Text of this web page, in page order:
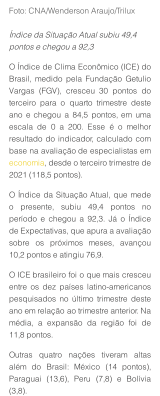
Foto: CNA/Wenderson Araujo/Trilux
Índice da Situação Atual subiu 49,4
pontos e chegou a 92,3
O Índice de Clima Econômico (ICE) do
Brasil, medido pela Fundação Getulio
Vargas (FGV), cresceu 30 pontos do
terceiro para o quarto trimestre deste
ano e chegou a 84,5 pontos, em uma
escala de 0 a 200. Esse é o melhor
resultado do indicador, calculado com
economia, desde o terceiro trimestre de
2021 (118,5 pontos).
O Índice da Situação Atual, que mede
o presente, subiu 49,4 pontos no
período e chegou a 92,3. Já o Índice
de Expectativas, que apura a avaliação
sobre os próximos meses, avançou
10,2 pontos e atingiu 76,9.
O ICE brasileiro foi o que mais cresceu
entre os dez países latino-americanos
pesquisados no último trimestre deste
ano em relação ao trimestre anterior. Na
média, a expansão da região foi de
11,8 pontos.
Outras quatro nações tiveram altas
além do Brasil: México (14 pontos),
Paraguai (13,6), Peru (7,8) e Bolívia
(3,8).